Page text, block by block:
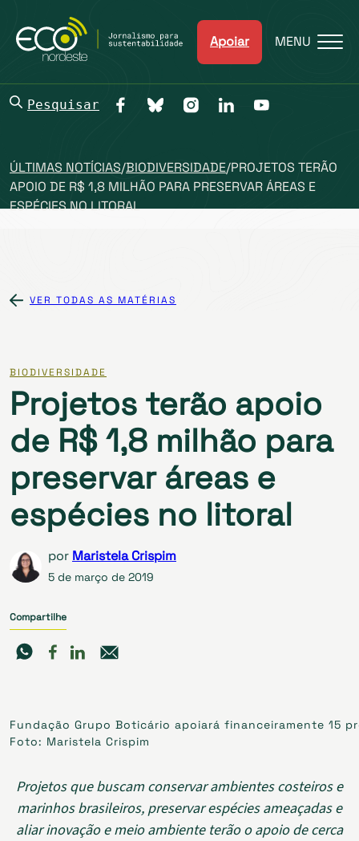
Apoiar MENU
Pesquisar
ÚLTIMAS NOTÍCIAS/BIODIVERSIDADE/PROJETOS TERÃO
APOIO DE R$ 1,8 MILHÃO PARA PRESERVAR ÁREAS E
ESPÉCIES NO LITORAL
VER TODAS AS MATÉRIAS
BIODIVERSIDADE
Projetos terão apoio
de R$ 1,8 milhão para
preservar áreas e
espécies no litoral
por Maristela Crispim
5 de março de 2019
Compartilhe
Fundação Grupo Boticário apoiará financeiramente 15
Foto: Maristela Crispim
Projetos que buscam conservar ambientes costeiros e
marinhos brasileiros, preservar espécies ameaçadas e
aliar inovação e meio ambiente terão o apoio de cerca